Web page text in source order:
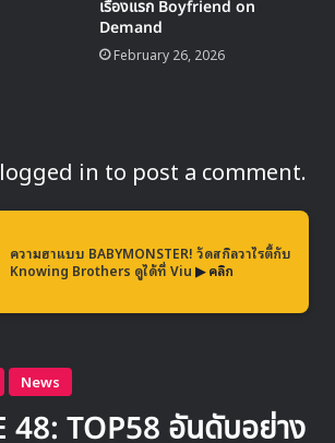
เรื่องแรก Boyfriend on
Demand
February 26, 2026
logged in to post a comment.
ความฮาแบบ BABYMONSTER! วัดสกิลวาไรตี้กับ
Knowing Brothers ดูได้ที่ Viu ▶ คลิก